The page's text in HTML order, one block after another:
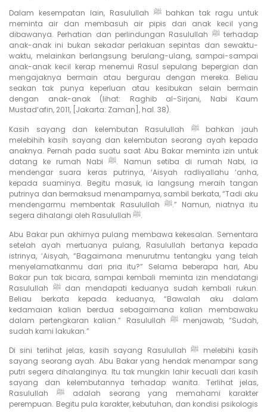
Dalam kesempatan lain, Rasulullah ﷺ bahkan tak ragu untuk
meminta air dan membasuh air pipis dari anak kecil yang
dibawanya. Perhatian dan perlindungan Rasulullah ﷺ terhadap
anak-anak ini bukan sekadar perlakuan sepintas dan sewaktu-
waktu, melainkan berlangsung berulang-ulang, sampai-sampai
anak-anak kecil kerap menemui Rasul sepulang bepergian dan
mengajaknya bermain atau bergurau dengan mereka. Beliau
seakan tak punya keperluan atau kesibukan selain bermain
dengan anak-anak (lihat: Raghib al-Sirjani, Nabi Kaum
Mustad‘afin, 2011, [Jakarta: Zaman], hal. 38).
Kasih sayang dan kelembutan Rasulullah ﷺ bahkan jauh
melebihih kasih sayang dan kelembutan seorang ayah kepada
anaknya. Pernah pada suatu saat Abu Bakar meminta izin untuk
datang ke rumah Nabi ﷺ. Namun setiba di rumah Nabi, ia
mendengar suara keras putrinya, ‘Aisyah radliyallahu ‘anha,
kepada suaminya. Begitu masuk, ia langsung meraih tangan
putrinya dan bermaksud menamparnya, sambil berkata, “Tadi aku
mendengarmu membentak Rasulullah ﷺ.” Namun, niatnya itu
segera dihalangi oleh Rasulullah ﷺ.
Abu Bakar pun akhirnya pulang membawa kekesalan. Sementara
setelah ayah mertuanya pulang, Rasulullah bertanya kepada
istrinya, ‘Aisyah, “Bagaimana menurutmu tentangku yang telah
menyelamatkanmu dari pria itu?” Selama beberapa hari, Abu
Bakar pun tak bicara, sampai kembali meminta izin mendatangi
Rasulullah ﷺ dan mendapati keduanya sudah kembali rukun.
Beliau berkata kepada keduanya, “Bawalah aku dalam
kedamaian kalian berdua sebagaimana kalian membawaku
dalam pertengkaran kalian.” Rasulullah ﷺ menjawab, “Sudah,
sudah kami lakukan.”
Di sini terlihat jelas, kasih sayang Rasulullah ﷺ melebihi kasih
sayang seorang ayah. Abu Bakar yang hendak menampar sang
putri segera dihalanginya. Itu tak mungkin lahir kecuali dari kasih
sayang dan kelembutannya terhadap wanita. Terlihat jelas,
Rasulullah ﷺ adalah seorang yang memahami karakter
perempuan. Begitu pula karakter, kebutuhan, dan kondisi psikologis